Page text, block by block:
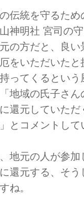
伝統を守るため
神明社 宮司の
の方だと、良い
をいただいたと
ってくるという
地域の氏子さん
還元していただ
とコメントして
地元の人が参加
還元する、そう
ね。